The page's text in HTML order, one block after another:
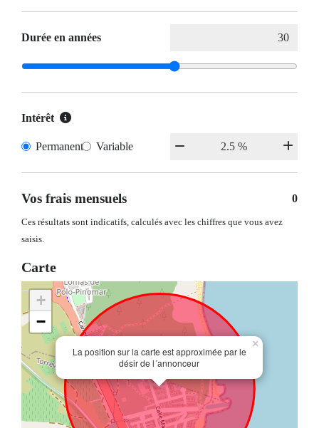
Durée en années
Intérêt
Permanent Variable
Vos frais mensuels 0
Ces résultats sont indicatifs, calculés avec les chiffres que vous avez
saisis.
Carte
La position sur la carte est approximée par le
désir de l´annonceur
×
+
−